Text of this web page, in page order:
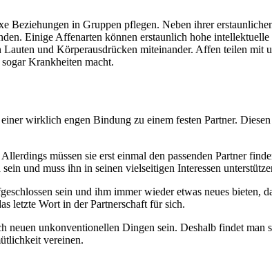
Beziehungen in Gruppen pflegen. Neben ihrer
Einige Affenarten können erstaunlich hohe
und Körperausdrücken miteinander. Affen teilen mit
Krankheiten macht.
wirklich engen Bindung zu einem festen Partner.
müssen sie erst einmal den passenden Partner
und muss ihn in seinen vielseitigen Interessen
sein und ihm immer wieder etwas neues
letzte Wort in der Partnerschaft für sich.
neuen unkonventionellen Dingen sein. Deshalb findet
vereinen.